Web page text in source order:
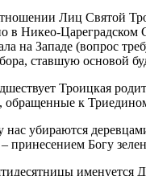
Лиц Святой
в Никео-
на Западе (вопрос
ставшую основой
Троицкая
к
убираются
принесением Богу
именуется